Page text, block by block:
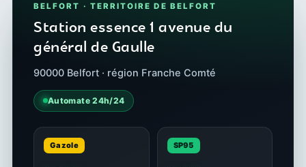
BELFORT · TERRITOIRE DE BELFORT
Station essence 1 avenue du
général de Gaulle
90000 Belfort · région Franche Comté
Automate 24h/24
Gazole SP95